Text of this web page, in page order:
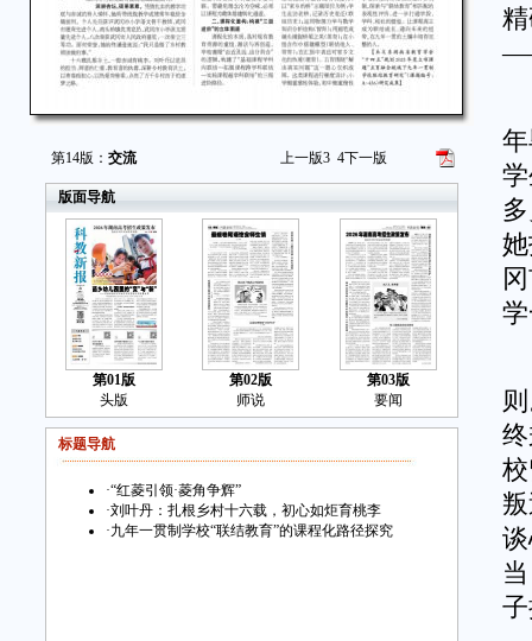
第14版： 交流 上一版3 4下一版
版面导航
第01版
头版
第02版
师说
第03版
要闻
标题导航
·“红菱引领·菱角争辉”
·刘叶丹：扎根乡村十六载，初心如炬育桃李
·九年一贯制学校“联结教育”的课程化路径探究